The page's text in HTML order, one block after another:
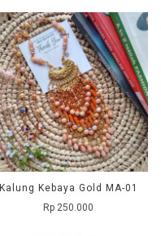
Kalung Kebaya Gold MA-01
Rp 250.000